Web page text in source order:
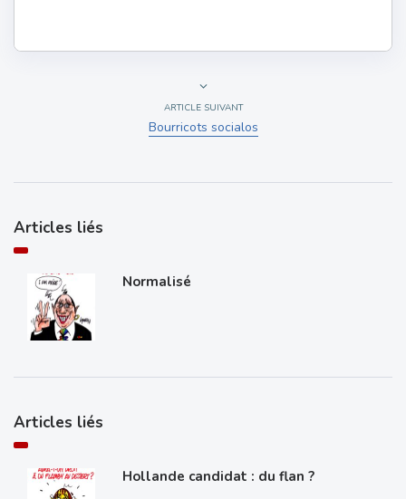
ARTICLE SUIVANT
Bourricots socialos
Articles liés
Normalisé
Articles liés
Hollande candidat : du flan ?